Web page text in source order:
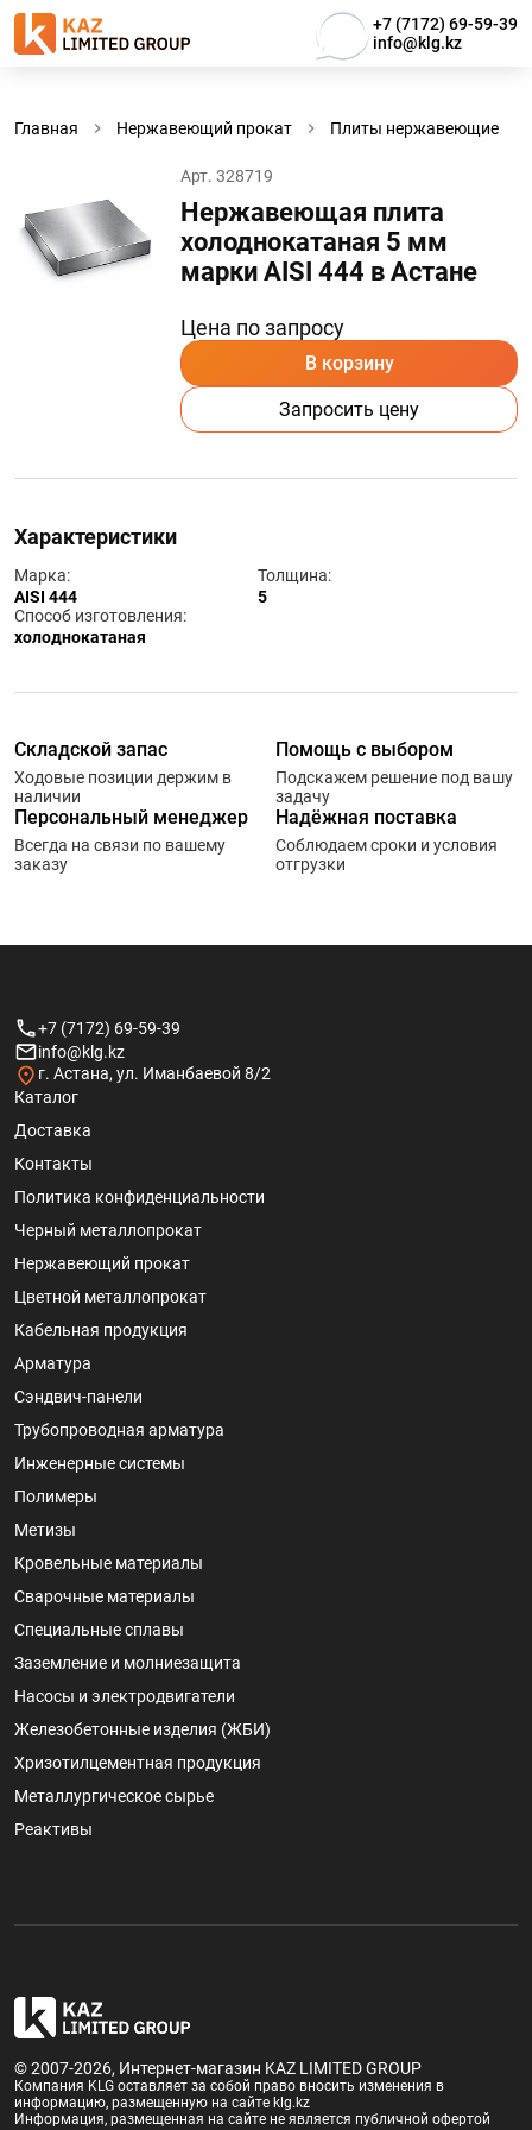
+7 (7172) 69-59-39
info@klg.kz
Главная Нержавеющий прокат Плиты нержавеющие
Арт. 328719
Нержавеющая плита
холоднокатаная 5 мм
марки AISI 444 в Астанe
Цена по запросу
В корзину
Запросить цену
Характеристики
Марка:
AISI 444
Толщина:
5
Способ изготовления:
холоднокатаная
Складской запас
Ходовые позиции держим в
наличии
Помощь с выбором
Подскажем решение под вашу
задачу
Персональный менеджер
Всегда на связи по вашему
заказу
Надёжная поставка
Соблюдаем сроки и условия
отгрузки
+7 (7172) 69-59-39
info@klg.kz
г. Астана, ул. Иманбаевой 8/2
Каталог
Доставка
Контакты
Политика конфиденциальности
Черный металлопрокат
Нержавеющий прокат
Цветной металлопрокат
Кабельная продукция
Арматура
Сэндвич-панели
Трубопроводная арматура
Инженерные системы
Полимеры
Метизы
Кровельные материалы
Сварочные материалы
Специальные сплавы
Заземление и молниезащита
Насосы и электродвигатели
Железобетонные изделия (ЖБИ)
Хризотилцементная продукция
Металлургическое сырье
Реактивы
© 2007-2026, Интернет-магазин KAZ LIMITED GROUP
Компания KLG оставляет за собой право вносить изменения в
информацию, размещенную на сайте klg.kz
Информация, размещенная на сайте не является публичной офертой